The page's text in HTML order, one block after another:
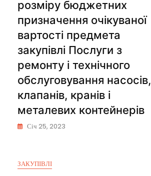
розміру бюджетних
призначення очікуваної
вартості предмета
закупівлі Послуги з
ремонту і технічного
обслуговування насосів,
клапанів, кранів і
металевих контейнерів
Січ 25, 2023
ЗАКУПІВЛІ